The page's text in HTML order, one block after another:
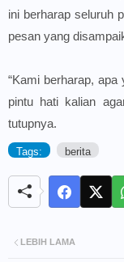
ini berharap seluruh
pesan yang
“Kami berharap,
pintu hati kalian
tutupnya.
Tags: berita
LEBIH LAMA